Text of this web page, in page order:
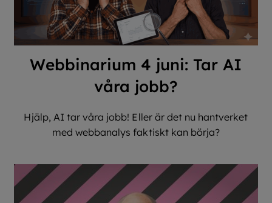
Webbinarium 4 juni: Tar AI
våra jobb?
Hjälp, AI tar våra jobb! Eller är det nu hantverket
med webbanalys faktiskt kan börja?